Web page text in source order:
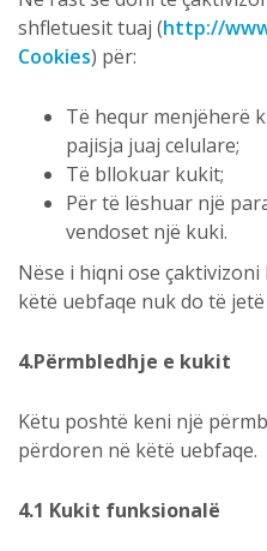
shfletuesit tuaj (http://
Cookies) për:
Të hequr menjëherë
pajisja juaj celulare;
Të bllokuar kukit;
Për të lëshuar një
vendoset një kuki.
Nëse i hiqni ose
këtë uebfaqe nuk do të
4.Përmbledhje e kukit
Këtu poshtë keni një
përdoren në këtë uebfaqe.
4.1 Kukit funksionalë